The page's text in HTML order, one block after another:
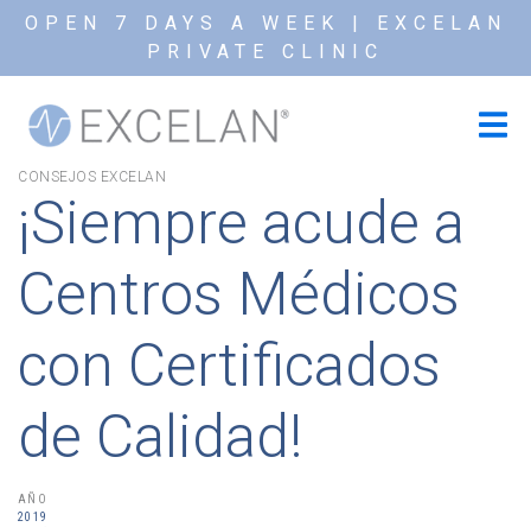
OPEN 7 DAYS A WEEK | EXCELAN
PRIVATE CLINIC
CONSEJOS EXCELAN
¡Siempre acude a
Centros Médicos
con Certificados
de Calidad!
AÑO
2019